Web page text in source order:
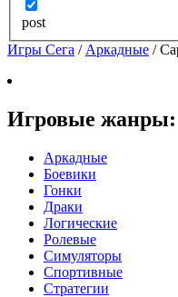
post
Игры Сега / Аркадные /
Игровые жанры:
Аркадные
Боевики
Гонки
Драки
Логические
Ролевые
Симуляторы
Спортивные
Стратегии